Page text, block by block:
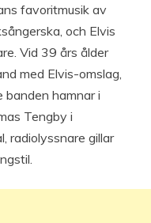
favoritmusik av
och Elvis
Vid 39 års ålder
med Elvis-omslag,
banden hamnar i
Tengby i
radiolyssnare gillar